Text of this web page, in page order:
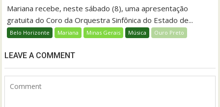
Mariana recebe, neste sábado (8), uma apresentação
gratuita do Coro da Orquestra Sinfônica do Estado de...
Belo Horizonte Mariana Minas Gerais Música Ouro Preto
LEAVE A COMMENT